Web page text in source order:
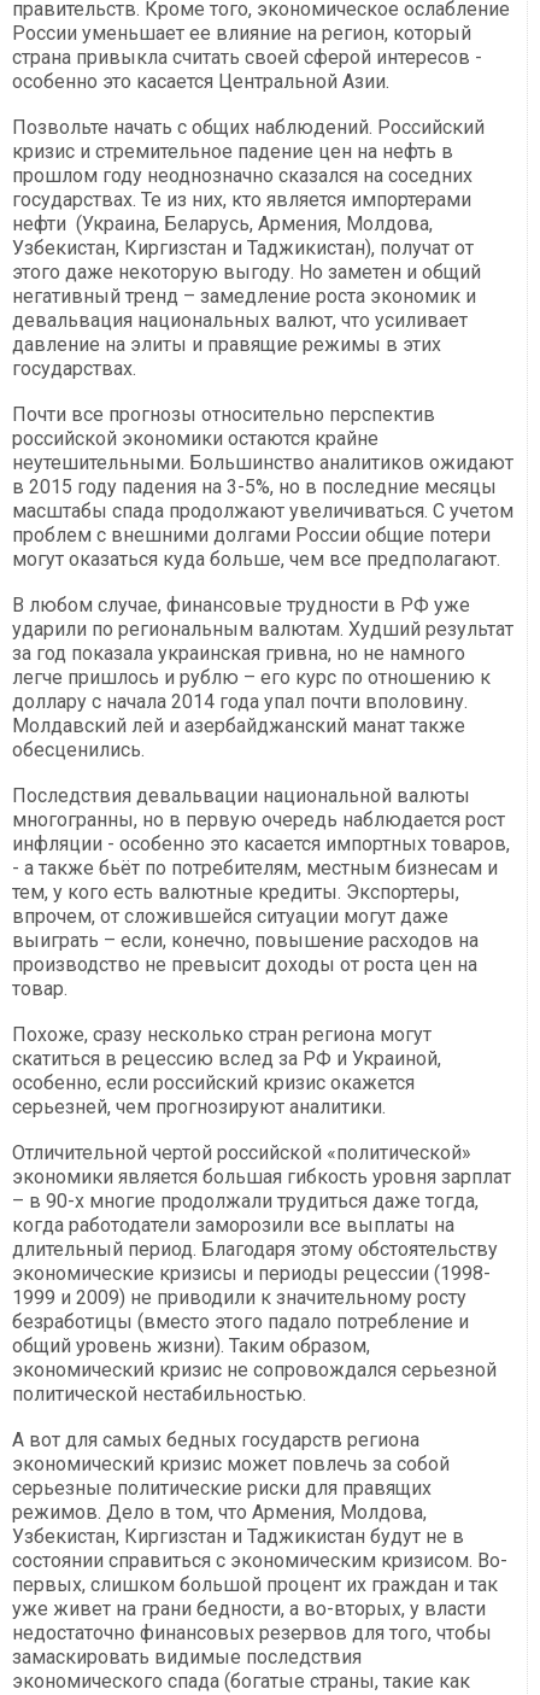
правительств. Кроме того, экономическое ослабление
России уменьшает ее влияние на регион, который
страна привыкла считать своей сферой интересов -
особенно это касается Центральной Азии.
Позвольте начать с общих наблюдений. Российский
кризис и стремительное падение цен на нефть в
прошлом году неоднозначно сказался на соседних
государствах. Те из них, кто является импортерами
нефти (Украина, Беларусь, Армения, Молдова,
Узбекистан, Киргизстан и Таджикистан), получат от
этого даже некоторую выгоду. Но заметен и общий
негативный тренд – замедление роста экономик и
девальвация национальных валют, что усиливает
давление на элиты и правящие режимы в этих
государствах.
Почти все прогнозы относительно перспектив
российской экономики остаются крайне
неутешительными. Большинство аналитиков ожидают
в 2015 году падения на 3-5%, но в последние месяцы
масштабы спада продолжают увеличиваться. С учетом
проблем с внешними долгами России общие потери
могут оказаться куда больше, чем все предполагают.
В любом случае, финансовые трудности в РФ уже
ударили по региональным валютам. Худший результат
за год показала украинская гривна, но не намного
легче пришлось и рублю – его курс по отношению к
доллару с начала 2014 года упал почти вполовину.
Молдавский лей и азербайджанский манат также
обесценились.
Последствия девальвации национальной валюты
многогранны, но в первую очередь наблюдается рост
инфляции - особенно это касается импортных товаров,
- а также бьёт по потребителям, местным бизнесам и
тем, у кого есть валютные кредиты. Экспортеры,
впрочем, от сложившейся ситуации могут даже
выиграть – если, конечно, повышение расходов на
производство не превысит доходы от роста цен на
товар.
Похоже, сразу несколько стран региона могут
скатиться в рецессию вслед за РФ и Украиной,
особенно, если российский кризис окажется
серьезней, чем прогнозируют аналитики.
Отличительной чертой российской «политической»
экономики является большая гибкость уровня зарплат
– в 90-х многие продолжали трудиться даже тогда,
когда работодатели заморозили все выплаты на
длительный период. Благодаря этому обстоятельству
экономические кризисы и периоды рецессии (1998-
1999 и 2009) не приводили к значительному росту
безработицы (вместо этого падало потребление и
общий уровень жизни). Таким образом,
экономический кризис не сопровождался серьезной
политической нестабильностью.
А вот для самых бедных государств региона
экономический кризис может повлечь за собой
серьезные политические риски для правящих
режимов. Дело в том, что Армения, Молдова,
Узбекистан, Киргизстан и Таджикистан будут не в
состоянии справиться с экономическим кризисом. Во-
первых, слишком большой процент их граждан и так
уже живет на грани бедности, а во-вторых, у власти
недостаточно финансовых резервов для того, чтобы
замаскировать видимые последствия
экономического спада (богатые страны, такие как